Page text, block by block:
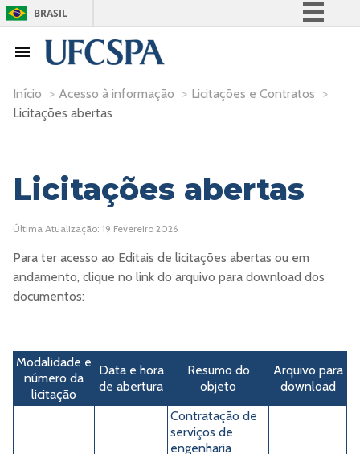
BRASIL
Participe
Início > Acesso à informação > Licitações e Contratos >
Licitações abertas
Licitações abertas
Última Atualização: 19 Fevereiro 2026
Para ter acesso ao Editais de licitações abertas ou em
andamento, clique no link do arquivo para download dos
documentos:
Modalidade e
número da
licitação
Data e hora
de abertura
Resumo do
objeto
Arquivo para
download
​Contratação de
serviços de
engenharia